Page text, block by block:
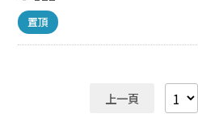
書」正本並敘明理由。 4 專門科目學分認定表及成績單 正
本 專門科目以申請日經教育部核定或備查實施之專門課程
為認定依據；如於本校在學期
國外高級中等以下學校、幼兒
區臺商學校學習新知及提升其
踐國際史懷哲關懷弱勢、專業
計畫主持人申請資格 計畫主持人應具備下列至少一項之經
驗（共同主持人如擔任陪同教師
置頂
上一頁